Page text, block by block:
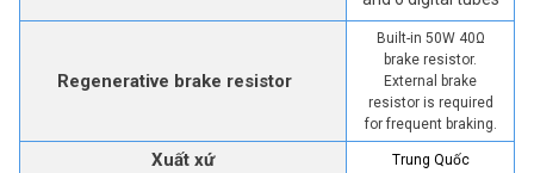
Regenerative brake resistor
Built-in 50W 40Ω
brake resistor.
External brake
resistor is required
for frequent braking.
Xuất xứ Trung Quốc